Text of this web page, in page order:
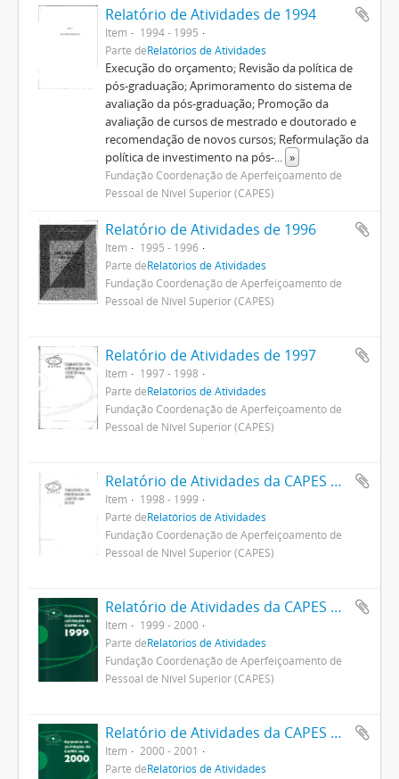
Relatório de Atividades de 1994
Item
1994 - 1995
Parte deRelatórios de Atividades
Execução do orçamento; Revisão da política de
pós-graduação; Aprimoramento do sistema de
avaliação da pós-graduação; Promoção da
avaliação de cursos de mestrado e doutorado e
recomendação de novos cursos; Reformulação da
política de investimento na pós-... »
Fundação Coordenação de Aperfeiçoamento de
Pessoal de Nível Superior (CAPES)
Relatório de Atividades de 1996
Item
1995 - 1996
Parte deRelatórios de Atividades
Fundação Coordenação de Aperfeiçoamento de
Pessoal de Nível Superior (CAPES)
Relatório de Atividades de 1997
Item
1997 - 1998
Parte deRelatórios de Atividades
Fundação Coordenação de Aperfeiçoamento de
Pessoal de Nível Superior (CAPES)
Relatório de Atividades da CAPES em 1998
Item
1998 - 1999
Parte deRelatórios de Atividades
Fundação Coordenação de Aperfeiçoamento de
Pessoal de Nível Superior (CAPES)
Relatório de Atividades da CAPES 1999
Item
1999 - 2000
Parte deRelatórios de Atividades
Fundação Coordenação de Aperfeiçoamento de
Pessoal de Nível Superior (CAPES)
Relatório de Atividades da CAPES 2000
Item
2000 - 2001
Parte deRelatórios de Atividades